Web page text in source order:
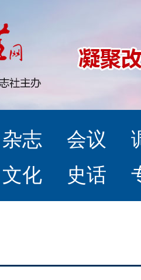
杂志 会议
文化
史话